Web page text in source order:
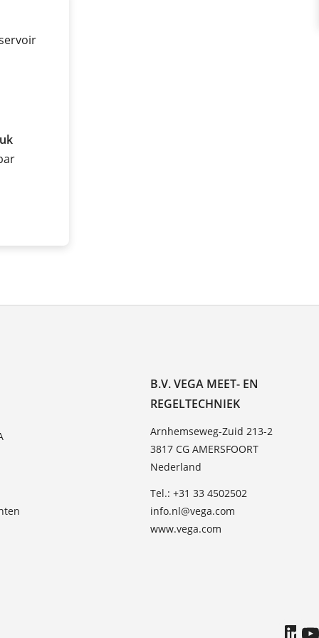
B.V. VEGA MEET- EN
REGELTECHNIEK
Arnhemseweg-Zuid 213-2
3817 CG AMERSFOORT
Nederland
Tel.: +31 33 4502502
info.nl@vega.com
www.vega.com